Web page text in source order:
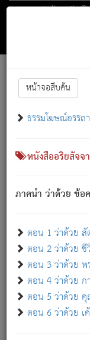
ตอน 1 ว่าด้วย สัตว์
หน้าจอสืบค้น
ธรรมโฆษณ์อรรถ
หนังสืออริยสัจจ
ภาคนำ ว่าด้วย ข้อ
ตอน 1 ว่าด้วย สั
ตอน 2 ว่าด้วย
ตอน 3 ว่าด้วย พ
ตอน 4 ว่าด้วย ก
ตอน 5 ว่าด้วย
ตอน 6 ว่าด้วย เ
Font :15 ]||
สัตว์โลกนี้ เกิดค
เขาสำคัญสิ่งใด
(ตามที่เป็นจริง) โ
สัตว์โลกติดข้อ
เป็นอย่างอื่น (จาก
เขาเพลิดเพลิน
เขากลัวต่อสิ่งใดสิ่
พรหมจรรย์นี้ อั
ภพ.
สมณะหรือพรา
มีได้เพราะภพ เร
มิใช่ผู้หลดพ้นจาก